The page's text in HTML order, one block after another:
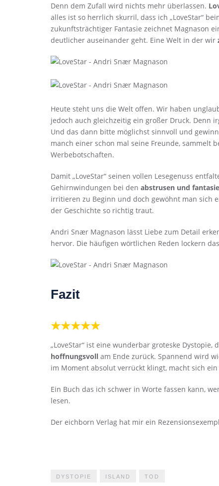
Denn dem Zufall wird nichts mehr überlassen.
alles ist so herrlich skurril, dass ich „LoveStar“
zukunftsträchtiger Fantasie zeichnet Magnason
deutlicher auseinander geht. Eine Welt in der wir
Heute steht uns die Welt offen. Wir haben
jedoch auch gleichzeitig ein großer Druck. Denn
Und das dann bitte möglichst sinnvoll und
manch einer schon mal seine Freunde, sammelt
Werbebotschaften.
Damit „LoveStar“ seinen vollen Lesegenuss
Gehirnwindungen bei den abstrusen und
irritieren zu Beginn und doch gewöhnt man sich
der Geschichte so richtig traut.
Andri Snær Magnason lässt Liebe zum Detail
hervor. Die häufigen wörtlichen Reden lockern
Fazit
★★★★★
„LoveStar“ ist eine wunderbar groteske
hoffnungsvoll am Ende zurück. Spannend wird
im Moment absolut verrückt klingt, macht sich
Ein Buch das ich schwer in Worte fassen kann,
lesen.
Der eichborn Verlag hat mir ein
DYSTOPIE ISLAND TOD